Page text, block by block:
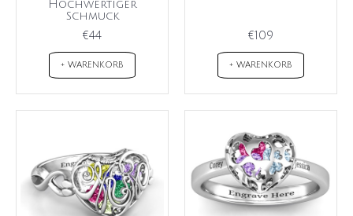
Hochwertiger
Schmuck
€44
+ WARENKORB
€109
+ WARENKORB